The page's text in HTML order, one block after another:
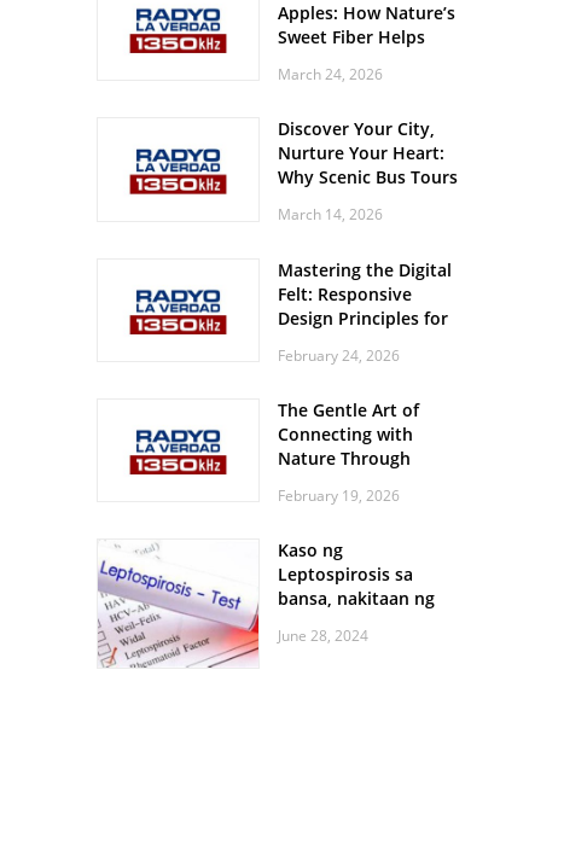
Apples: How Nature’s
Sweet Fiber Helps
Steady and Smooth
March 24, 2026
Discover Your City,
Nurture Your Heart:
Why Scenic Bus Tours
Practice
March 14, 2026
Mastering the Digital
Felt: Responsive
Design Principles for
February 24, 2026
The Gentle Art of
Connecting with
Nature Through
Walks
February 19, 2026
Kaso ng
Leptospirosis sa
bansa, nakitaan ng
June 28, 2024